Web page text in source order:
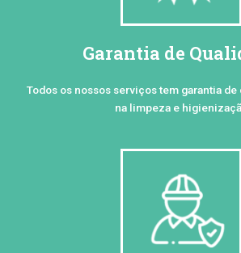
Garantia de
Todos os nossos serviços tem garantia
na limpeza e